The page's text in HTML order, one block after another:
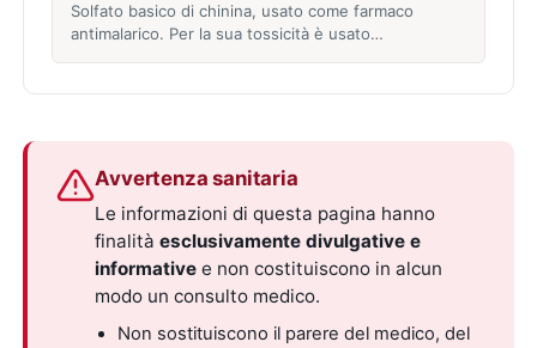
Solfato basico di chinina, usato come farmaco
antimalarico. Per la sua tossicità è usato…
Avvertenza sanitaria
Le informazioni di questa pagina hanno
finalitàesclusivamente divulgative e
informative e non costituiscono in alcun
modo un consulto medico.
Non sostituiscono il parere del medico, del